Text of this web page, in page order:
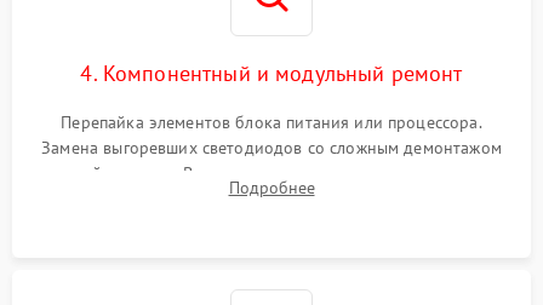
4. Компонентный и модульный ремонт
Перепайка элементов блока питания или процессора.
Замена выгоревших светодиодов со сложным демонтажом
хрупкой матрицы. Восстановление поврежденных дорожек,
прошивка микросхем памяти EEPROM
Подробнее